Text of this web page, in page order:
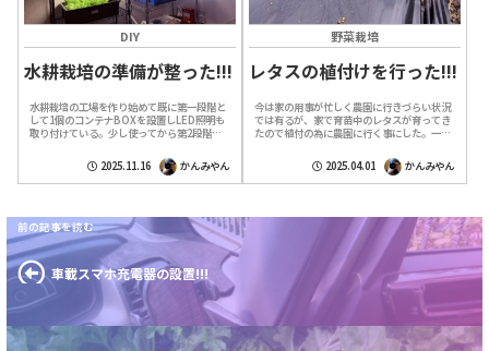
DIY
水耕栽培の準備が整った!!!
水耕栽培の工場を作り始めて既に第一段階と
して1個のコンテナBOXを設置しLED照明も
取り付けている。少し使ってから第2段階と
順次追加して行こうと考えていました...
2025.11.16 かんみやん
野菜栽培
レタスの植付けを行った!!!
今は家の用事が忙しく農園に行きづらい状況
では有るが、家で育苗中のレタスが育ってき
たので植付の為に農園に行く事にした。一時
っていたが、数日前からまた寒い冬に戻っ
2025.04.01 かんみやん
車載スマホ充電器の設置!!!